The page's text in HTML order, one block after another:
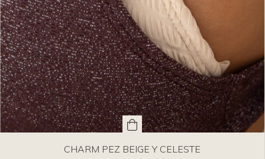
CHARM PEZ BEIGE Y CELESTE